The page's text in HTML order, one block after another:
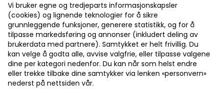
En generell klekker variant av lyse døgnfluer.
Glimrende som en Danica immitasjon i de store
størrelsene.
Status: På lager
Vi bruker egne og tredjeparts informasjonskapsler
(cookies) og lignende teknologier for å sikre
grunnleggende funksjoner, generere statistikk, og for å
tilpasse markedsføring og annonser (inkludert deling av
brukerdata med partnere). Samtykket er helt frivillig. Du
kan velge å godta alle, avvise valgfrie, eller tilpasse valgene
dine per kategori nedenfor. Du kan når som helst endre
eller trekke tilbake dine samtykker via lenken «personvern»
nederst på nettsiden vår.